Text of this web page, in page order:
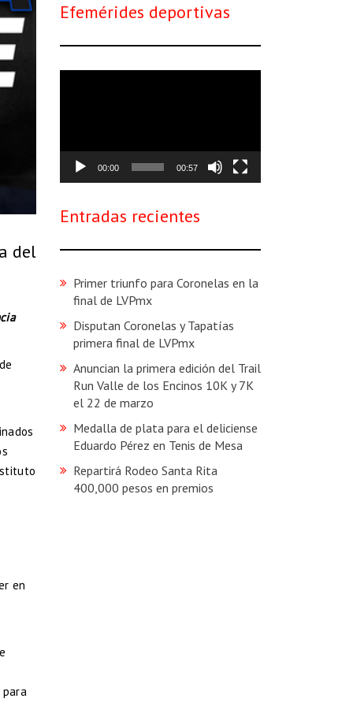
del
en
Efemérides deportivas
00:00 00:57
Entradas recientes
Primer triunfo para Coronelas en la
final de LVPmx
Disputan Coronelas y Tapatías
primera final de LVPmx
Anuncian la primera edición del Trail
Run Valle de los Encinos 10K y 7K
el 22 de marzo
Medalla de plata para el deliciense
Eduardo Pérez en Tenis de Mesa
Repartirá Rodeo Santa Rita
400,000 pesos en premios